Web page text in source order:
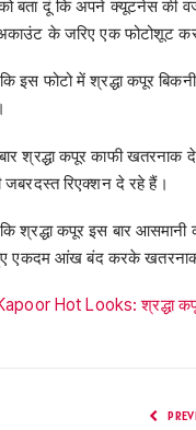
दूं कि अपने क्यूटनेस की वजह
के जरिए एक फोटोशूट
इस फोटो में श्रद्धा कपूर
श्रद्धा कपूर काफी खतरनाक
रिएक्शन दे रहे हैं।
श्रद्धा कपूर इस बार
एकदम आंख बंद करके
Hot Looks: श्रद्धा